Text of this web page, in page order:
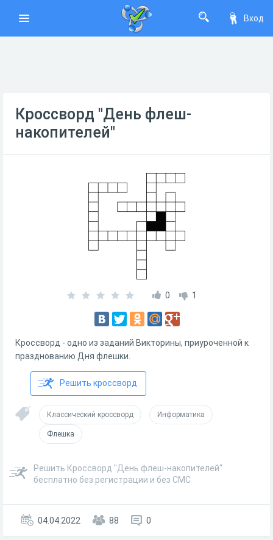
Вход
Кроссворд "День флеш-
накопителей"
0 1
Кроссворд - одно из заданий Викторины, приуроченной к
празднованию Дня флешки.
Решить кроссворд
Классический кроссворд Информатика
Флешка
Решить Кроссворд "День флеш-накопителей"
бесплатно без регистрации и без СМС
04.04.2022 88 0